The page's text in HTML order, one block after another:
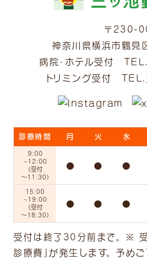
〒230-
神奈川県横浜市鶴
病院・ホテル受付 TEL.
トリミング受付 TEL.
診療時間 月 火 水
9:00
~12:00
（受付
～11:30）
● ● ●
15:00
~19:00
（受付
～18:30）
● ● ●
受付は終了30分前まで。 ※
診療費」 が発生します。 予めご